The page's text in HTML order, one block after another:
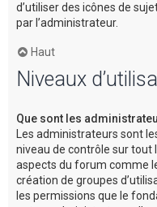
d’utiliser des icônes de
par l’administrateur.
Haut
Niveaux
Que sont les
Les administrateurs sont
niveau de contrôle sur tout
aspects du forum comme
création de groupes
les permissions que le